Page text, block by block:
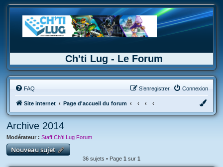
Ch'ti Lug - Le Forum
FAQ Connexion
S’enregistrer
Site internet Page d'accueil du forum
Archive 2014
Modérateur : Staff Ch'ti Lug Forum
Nouveau sujet
36 sujets • Page 1 sur 1